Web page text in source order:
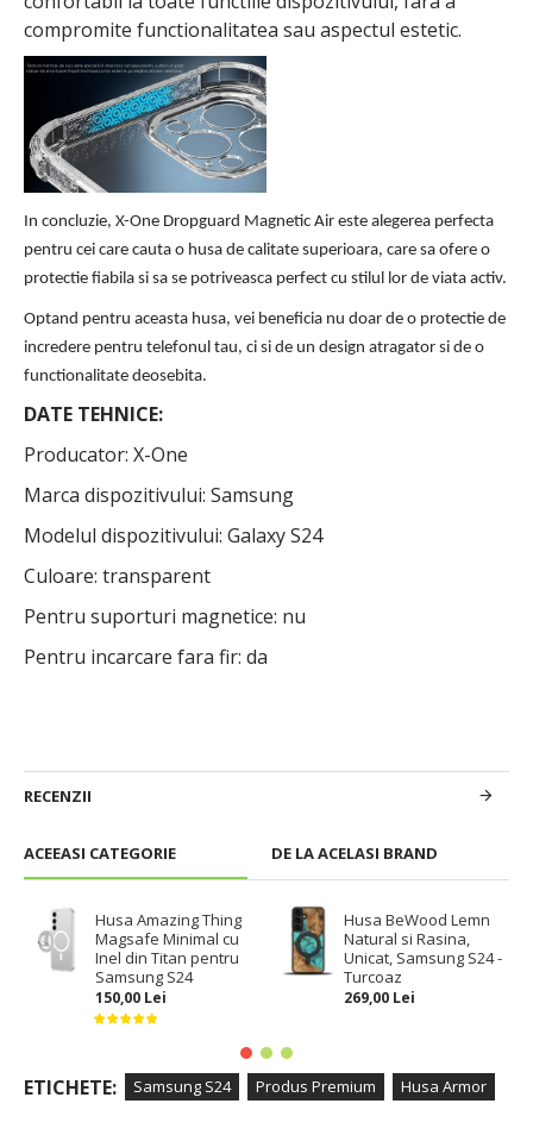
ACEEASI CATEGORIE DE LA ACELASI BRAND
Husa Amazing Thing
Magsafe Minimal cu
Inel din Titan pentru
Samsung S24
150,00 Lei
Husa BeWood Lemn
Natural si Rasina,
Unicat, Samsung S24 -
Turcoaz
269,00 Lei
compromite functionalitatea sau aspectul estetic.
In concluzie, X-One Dropguard Magnetic Air este alegerea perfecta
pentru cei care cauta o husa de calitate superioara, care sa ofere o
protectie fiabila si sa se potriveasca perfect cu stilul lor de viata activ.
Optand pentru aceasta husa, vei beneficia nu doar de o protectie de
incredere pentru telefonul tau, ci si de un design atragator si de o
functionalitate deosebita.
DATE TEHNICE:
Producator: X-One
Marca dispozitivului: Samsung
Modelul dispozitivului: Galaxy S24
Culoare: transparent
Pentru suporturi magnetice: nu
Pentru incarcare fara fir: da
RECENZII
ETICHETE: Samsung S24 Produs Premium Husa Armor